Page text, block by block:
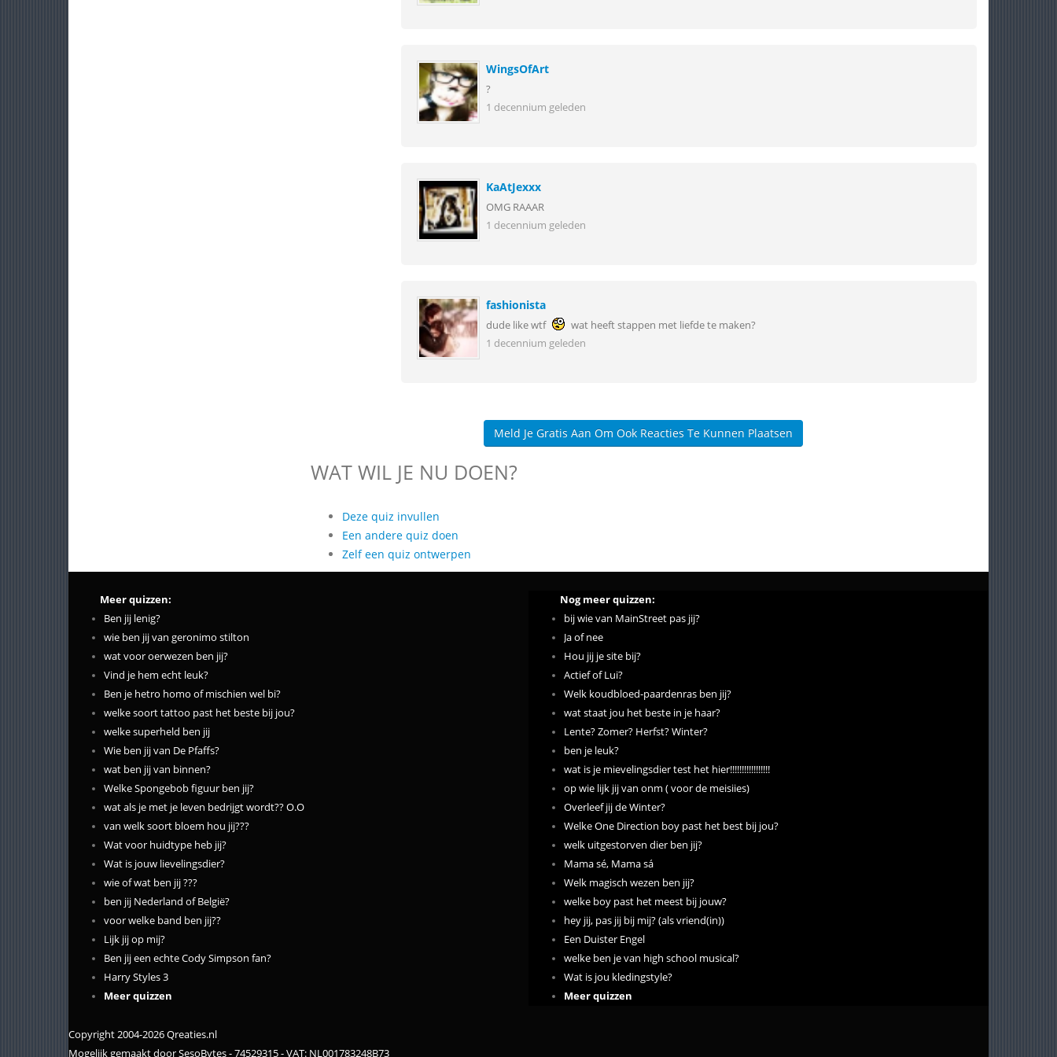
WingsOfArt
?
1 decennium geleden
KaAtJexxx
OMG RAAAR
1 decennium geleden
fashionista
dude like wtf
wat heeft stappen met liefde te maken?
1 decennium geleden
Meld Je Gratis Aan Om Ook Reacties Te Kunnen Plaatsen
WAT WIL JE NU DOEN?
Deze quiz invullen
Een andere quiz doen
Zelf een quiz ontwerpen
Meer quizzen:
Ben jij lenig?
wie ben jij van geronimo stilton
wat voor oerwezen ben jij?
Vind je hem echt leuk?
Ben je hetro homo of mischien wel bi?
welke soort tattoo past het beste bij jou?
welke superheld ben jij
Wie ben jij van De Pfaffs?
wat ben jij van binnen?
Welke Spongebob figuur ben jij?
wat als je met je leven bedrijgt wordt?? O.O
van welk soort bloem hou jij???
Wat voor huidtype heb jij?
Wat is jouw lievelingsdier?
wie of wat ben jij ???
ben jij Nederland of België?
voor welke band ben jij??
Lijk jij op mij?
Ben jij een echte Cody Simpson fan?
Harry Styles 3
Meer quizzen
Nog meer quizzen:
bij wie van MainStreet pas jij?
Ja of nee
Hou jij je site bij?
Actief of Lui?
Welk koudbloed-paardenras ben jij?
wat staat jou het beste in je haar?
Lente? Zomer? Herfst? Winter?
ben je leuk?
wat is je mievelingsdier test het hier!!!!!!!!!!!!!!!!!
op wie lijk jij van onm ( voor de meisiies)
Overleef jij de Winter?
Welke One Direction boy past het best bij jou?
welk uitgestorven dier ben jij?
Mama sé, Mama sá
Welk magisch wezen ben jij?
welke boy past het meest bij jouw?
hey jij, pas jij bij mij? (als vriend(in))
Een Duister Engel
welke ben je van high school musical?
Wat is jou kledingstyle?
Meer quizzen
Copyright 2004-2026 Qreaties.nl
Mogelijk gemaakt door SesoBytes - 74529315 - VAT: NL001783248B73